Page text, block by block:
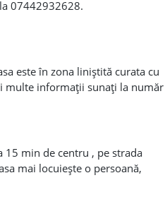
07442932628.
este în zona liniștită curata cu
multe informații sunați la număr
15 min de centru , pe strada
mai locuiește o persoană,